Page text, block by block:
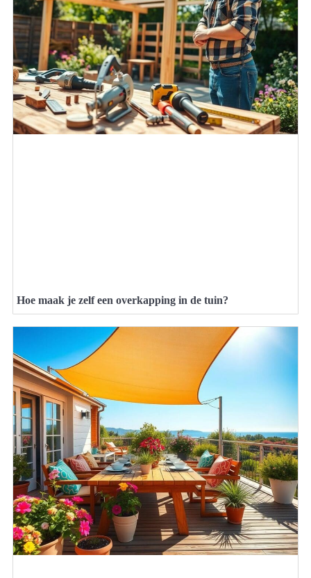
Hoe maak je zelf een overkapping in de tuin?